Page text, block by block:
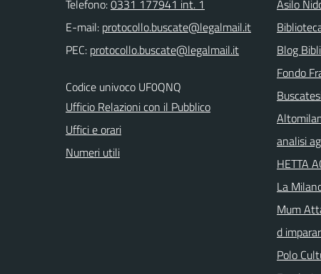
Telefono:0331 177941 int. 1
E-mail:
PEC:
Codice univoco UF0QNQ
Ufficio Relazioni con il Pubblico
Uffici e orari
Numeri utili
Asilo
Blog
Fondo
analisi
HETTA
La
Mum
d
Polo